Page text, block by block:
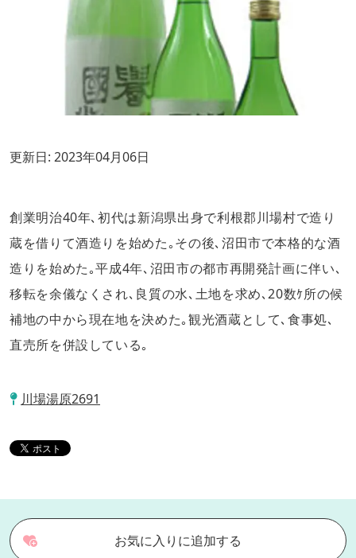
更新日: 2023年04月06日
創業明治40年､初代は新潟県出身で利根郡川場村で造り
蔵を借りて酒造りを始めた｡その後､沼田市で本格的な酒
造りを始めた｡平成4年､沼田市の都市再開発計画に伴い､
移転を余儀なくされ､良質の水､土地を求め､20数ｹ所の候
補地の中から現在地を決めた｡観光酒蔵として､食事処､
直売所を併設している｡
川場湯原2691
お気に入りに追加する